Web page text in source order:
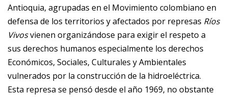
Antioquia, agrupadas en el Movimiento colombiano en
defensa de los territorios y afectados por represas Ríos
Vivosvienen organizándose para exigir el respeto a
sus derechos humanos especialmente los derechos
Económicos, Sociales, Culturales y Ambientales
vulnerados por la construcción de la hidroeléctrica.
Esta represa se pensó desde el año 1969, no obstante